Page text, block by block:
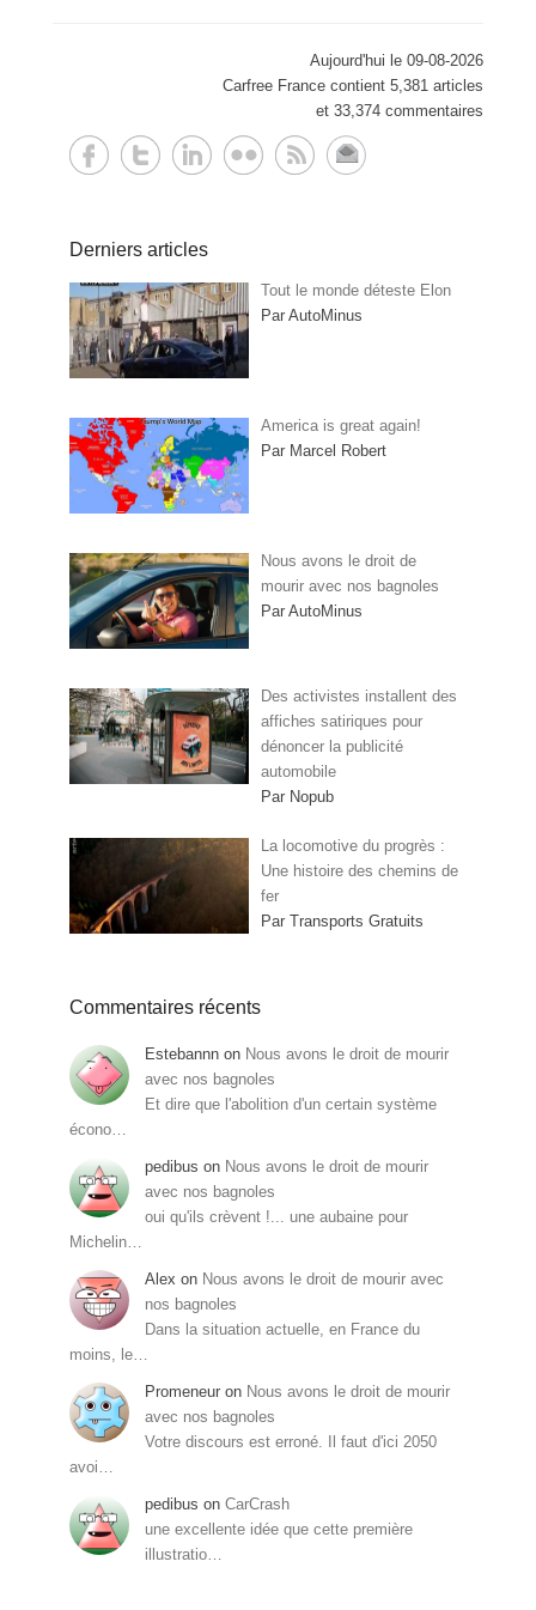
Aujourd'hui le 09-08-2026
Carfree France contient 5,381 articles
et 33,374 commentaires
Derniers articles
Tout le monde déteste Elon
Par AutoMinus
America is great again!
Par Marcel Robert
Nous avons le droit de
mourir avec nos bagnoles
Par AutoMinus
Des activistes installent des
affiches satiriques pour
dénoncer la publicité
automobile
Par Nopub
La locomotive du progrès :
Une histoire des chemins de
fer
Par Transports Gratuits
Commentaires récents
Estebannn on Nous avons le droit de mourir
avec nos bagnoles
Et dire que l'abolition d'un certain système
écono…
pedibus on Nous avons le droit de mourir
avec nos bagnoles
oui qu'ils crèvent !... une aubaine pour
Michelin…
Alex on Nous avons le droit de mourir avec
nos bagnoles
Dans la situation actuelle, en France du
moins, le…
Promeneur on Nous avons le droit de mourir
avec nos bagnoles
Votre discours est erroné. Il faut d'ici 2050
avoi…
pedibus on CarCrash
une excellente idée que cette première
illustratio…